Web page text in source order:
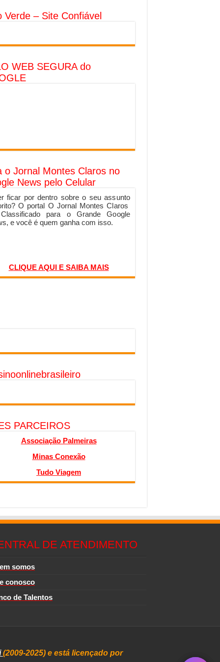
Verde – Site Confiável
WEB SEGURA do
o Jornal Montes Claros no
News pelo Celular
ficar por dentro sobre o seu assunto
O portal O Jornal Montes Claros
para o Grande Google
e você é quem ganha com isso.
CLIQUE AQUI E SAIBA MAIS
PARCEIROS
Associação Palmeiras
Minas Conexão
Tudo Viagem
DE ATENDIMENTO
somos
conosco
de Talentos
(2009-2025) e está licençado por